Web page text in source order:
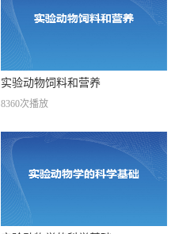
实验动物饲料和营养
8360次播放